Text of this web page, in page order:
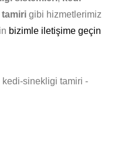
gibi hizmetlerimiz
bizimle iletişime geçin
sinekligi tamiri -